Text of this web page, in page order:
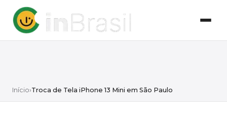
Início›Troca de Tela iPhone 13 Mini em São Paulo